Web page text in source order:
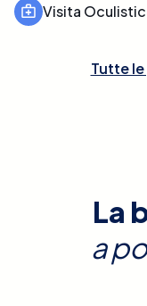
Visita
Tutte
La
a